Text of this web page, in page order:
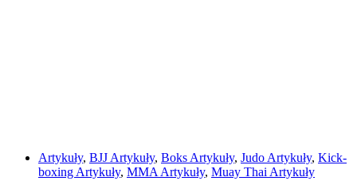
Artykuły, BJJ Artykuły, Boks Artykuły, Judo Artykuły, Kick-
boxing Artykuły, MMA Artykuły, Muay Thai Artykuły